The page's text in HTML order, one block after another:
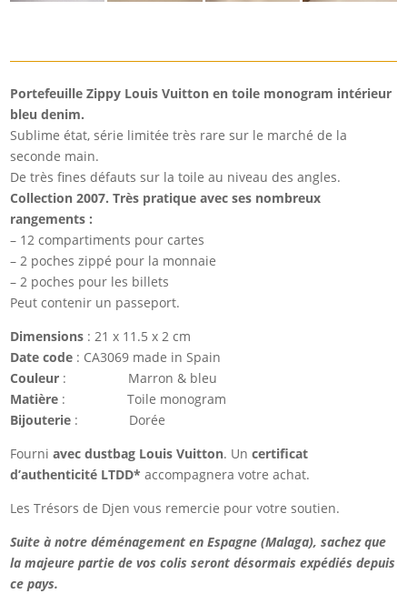
Portefeuille Zippy Louis Vuitton en toile monogram intérieur
bleu denim.
Sublime état, série limitée très rare sur le marché de la
seconde main.
De très fines défauts sur la toile au niveau des angles.
Collection 2007. Très pratique avec ses nombreux
rangements :
– 12 compartiments pour cartes
– 2 poches zippé pour la monnaie
– 2 poches pour les billets
Peut contenir un passeport.
Dimensions : 21 x 11.5 x 2 cm
Date code : CA3069 made in Spain
Couleur : Marron & bleu
Matière : Toile monogram
Bijouterie : Dorée
Fourniavec dustbag Louis Vuitton. Uncertificat
d’authenticité LTDD* accompagnera votre achat.
Les Trésors de Djen vous remercie pour votre soutien.
Suite à notre déménagement en Espagne (Malaga), sachez que
la majeure partie de vos colis seront désormais expédiés depuis
ce pays.